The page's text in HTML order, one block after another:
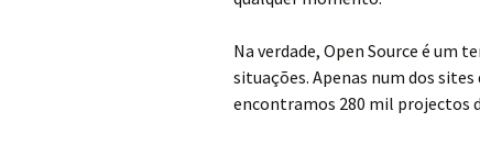
Na verdade, Open Source é um
situações. Apenas num dos
encontramos 280 mil projectos